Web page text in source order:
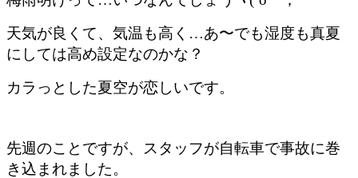
天気が良くて、気温も高く…あ〜でも湿度も真夏
にしては高め設定なのかな？
カラっとした夏空が恋しいです。
先週のことですが、スタッフが自転車で事故に巻
き込まれました。